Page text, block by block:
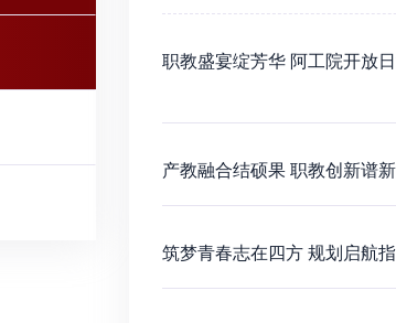
职教盛宴绽芳华 阿工院开放
产教融合结硕果 职教创新谱
筑梦青春志在四方 规划启航